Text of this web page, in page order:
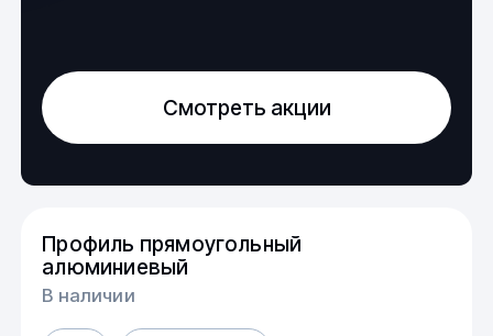
Смотреть акции
Профиль прямоугольный
алюминиевый
В наличии